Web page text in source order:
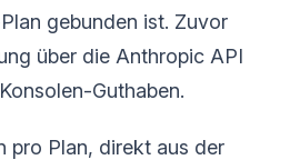
gebunden ist. Zuvor
über die Anthropic API
Guthaben.
pro Plan, direkt aus der